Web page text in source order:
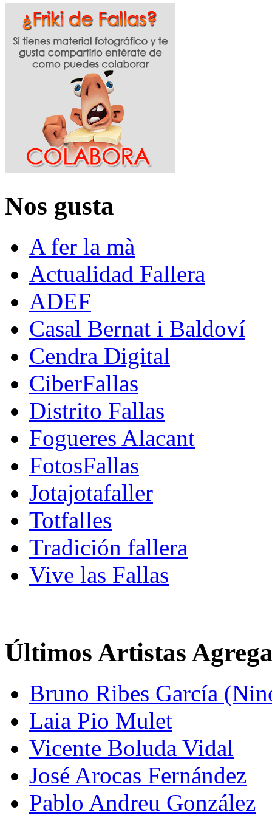
Nos gusta
A fer la mà
Actualidad Fallera
ADEF
Casal Bernat i Baldoví
Cendra Digital
CiberFallas
Distrito Fallas
Fogueres Alacant
FotosFallas
Jotajotafaller
Totfalles
Tradición fallera
Vive las Fallas
Últimos Artistas
Bruno Ribes García
Laia Pio Mulet
Vicente Boluda Vidal
José Arocas Fernández
Pablo Andreu González